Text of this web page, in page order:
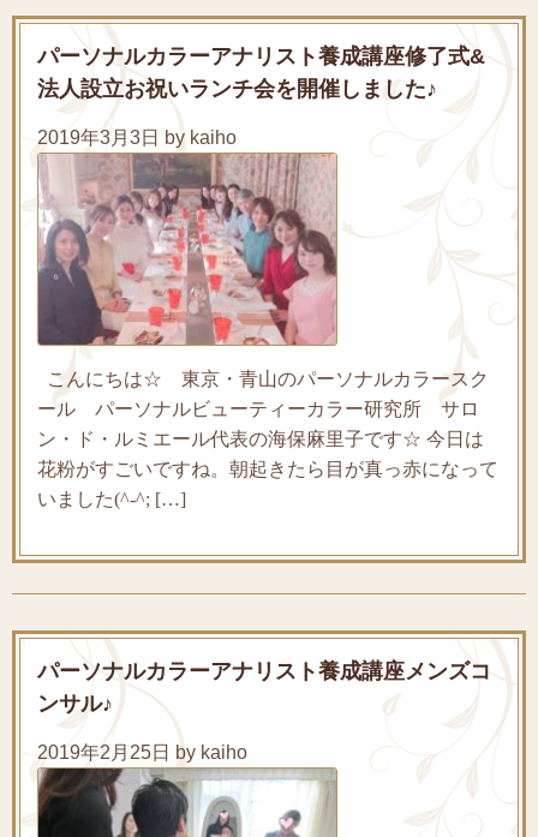
パーソナルカラーアナリスト養成講座修了式&
法人設立お祝いランチ会を開催しました♪
2019年3月3日 by kaiho
こんにちは☆ 東京・青山のパーソナルカラースク
ール パーソナルビューティーカラー研究所 サロ
ン・ド・ルミエール代表の海保麻里子です☆ 今日は
花粉がすごいですね。朝起きたら目が真っ赤になって
いました(^-^; […]
パーソナルカラーアナリスト養成講座メンズコ
ンサル♪
2019年2月25日 by kaiho